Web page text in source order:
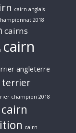
cairn anglais
2018
cairns
cairn
angleterre
terrier
champion 2018
cairn
cairn